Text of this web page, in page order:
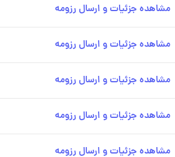
مشاهده جزئیات و ارسال رزومه
مشاهده جزئیات و ارسال رزومه
مشاهده جزئیات و ارسال رزومه
مشاهده جزئیات و ارسال رزومه
مشاهده جزئیات و ارسال رزومه